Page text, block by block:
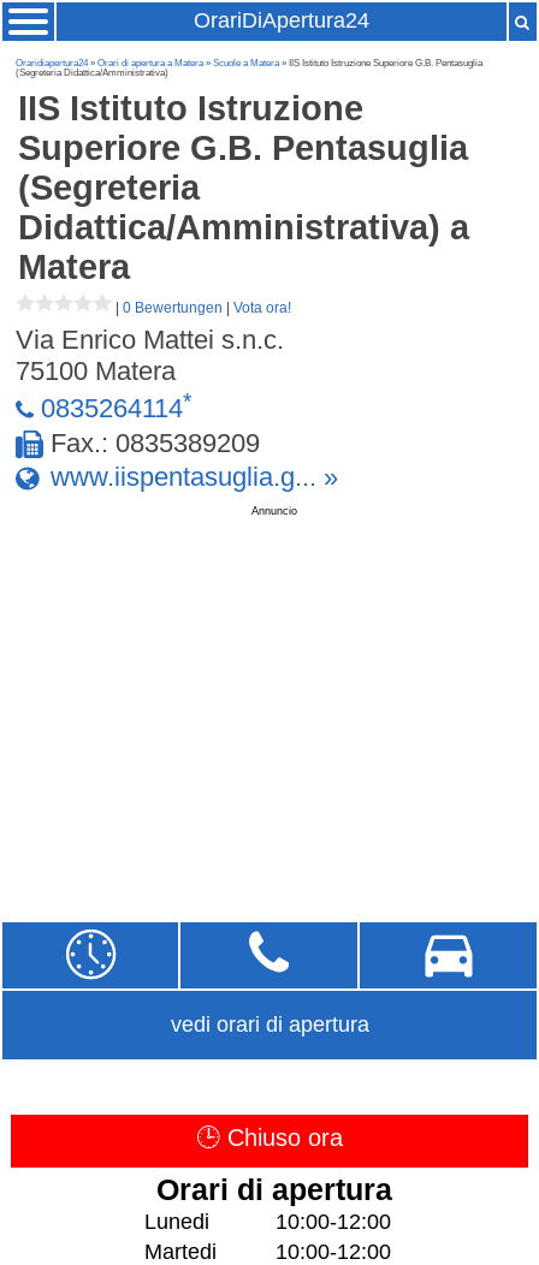
OrariDiApertura24
Oraridiapertura24»Orari di apertura a Matera»Scuole a Matera» IIS Istituto Istruzione Superiore G.B. Pentasuglia
(Segreteria Didattica/Amministrativa)
IIS Istituto Istruzione
Superiore G.B. Pentasuglia
(Segreteria
Didattica/Amministrativa) a
Matera
|0 Bewertungen |Vota ora!
Via Enrico Mattei s.n.c.
75100 Matera
0835264114*
Fax.: 0835389209
www.iispentasuglia.g... »
Annuncio
vedi orari di apertura
🕒 Chiuso ora
Orari di apertura
Lunedi
10:00-12:00
Martedi
10:00-12:00